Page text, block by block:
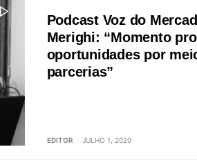
Podcast Voz do
Merighi: “Momento
oportunidades por
parcerias”
EDITOR JULHO 1, 2020